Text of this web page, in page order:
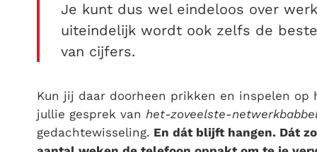
Je kunt dus wel eindeloos over
uiteindelijk wordt ook zelfs de
van cijfers.
Kun jij daar doorheen prikken en inspelen
jullie gesprek van het-zoveelste-
gedachtewisseling. En dát blijft hangen. Dát